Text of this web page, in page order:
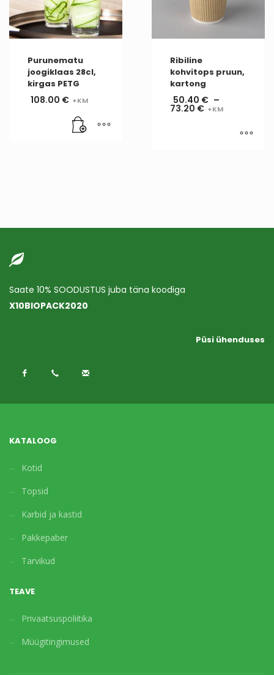
Purunematu
joogiklaas 28cl,
kirgas PETG
108.00 €
Ribiline
kohvitops pruun,
kartong
50.40 € –
73.20 €
Saate 10% SOODUSTUS juba täna koodiga
X10BIOPACK2020
Püsi ühenduses
KATALOOG
Kotid
Topsid
Karbid ja kastid
Pakkepaber
Tarvikud
TEAVE
Privaatsuspoliitika
Müügitingimused